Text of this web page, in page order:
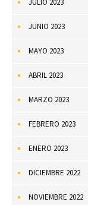
JULIO 2023
JUNIO 2023
MAYO 2023
ABRIL 2023
MARZO 2023
FEBRERO 2023
ENERO 2023
DICIEMBRE 2022
NOVIEMBRE 2022